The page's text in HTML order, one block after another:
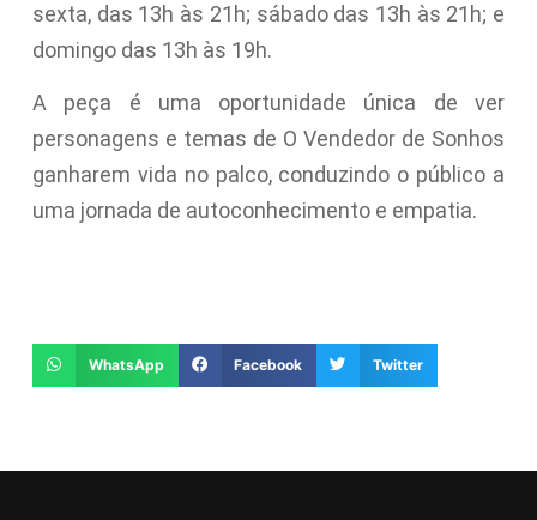
sexta, das 13h às 21h; sábado das 13h às 21h; e
domingo das 13h às 19h.
A peça é uma oportunidade única de ver
personagens e temas de O Vendedor de Sonhos
ganharem vida no palco, conduzindo o público a
uma jornada de autoconhecimento e empatia.
WhatsApp Facebook Twitter